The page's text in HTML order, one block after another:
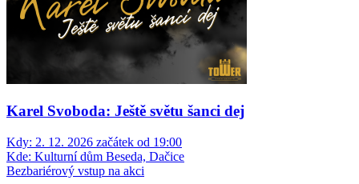
Karel Svoboda: Ještě světu šanci dej
Kdy: 2. 12. 2026 začátek od 19:00
Kde: Kulturní dům Beseda, Dačice
Bezbariérový vstup na akci